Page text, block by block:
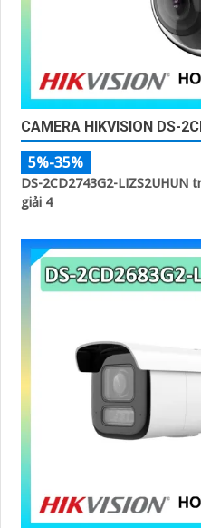
CAMERA HIKVISION DS-
5%-35%
DS-2CD2743G2-LIZS2UHUN
giải 4